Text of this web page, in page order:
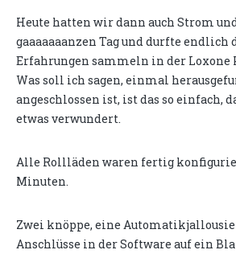
Heute hatten wir dann auch Strom
gaaaaaaanzen Tag und durfte endlich
Erfahrungen sammeln in der Loxone
Was soll ich sagen, einmal
angeschlossen ist, ist das so einfach,
etwas verwundert.
Alle Rollläden waren fertig
Minuten.
Zwei knöppe, eine
Anschlüsse in der Software auf ein